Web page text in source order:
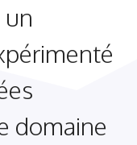
un
domaine